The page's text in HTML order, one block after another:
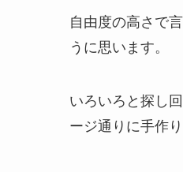
自由度の高さで
うに思います。
いろいろと探し
ージ通りに手作